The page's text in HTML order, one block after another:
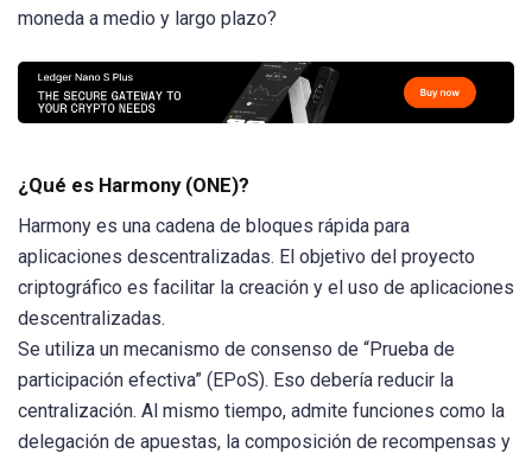
moneda a medio y largo plazo?
¿Qué es Harmony (ONE)?
Harmony es una cadena de bloques rápida para
aplicaciones descentralizadas. El objetivo del proyecto
criptográfico es facilitar la creación y el uso de aplicaciones
descentralizadas.
Se utiliza un mecanismo de consenso de “Prueba de
participación efectiva” (EPoS). Eso debería reducir la
centralización. Al mismo tiempo, admite funciones como la
delegación de apuestas, la composición de recompensas y